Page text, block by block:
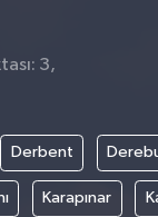
3,
Derbent
Karapınar